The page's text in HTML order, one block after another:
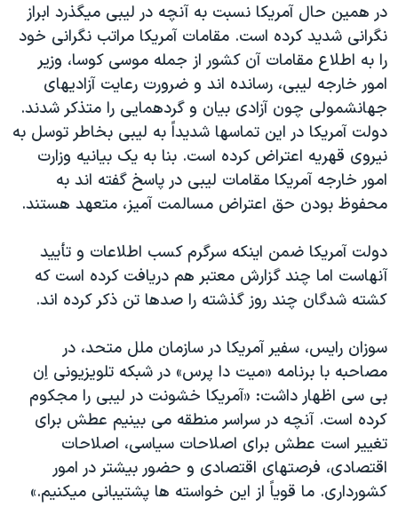
در همين حال آمريکا نسبت به آنچه در ليبی ميگذرد ابراز
نگرانی شديد کرده است. مقامات آمريکا مراتب نگرانی خود
را به اطلاع مقامات آن کشور از جمله موسی کوسا، وزير
امور خارجه ليبی، رسانده اند و ضرورت رعايت آزاديهای
جهانشمولی چون آزادی بيان و گردهمايی را متذکر شدند.
دولت آمريکا در اين تماسها شديداً به ليبی بخاطر توسل به
نيروی قهريه اعتراض کرده است. بنا به يک بيانيه وزارت
امور خارجه آمريکا مقامات ليبی در پاسخ گفته اند به
محفوظ بودن حق اعتراض مسالمت آميز، متعهد هستند.
دولت آمريکا ضمن اينکه سرگرم کسب اطلاعات و تأييد
آنهاست اما چند گزارش معتبر هم دريافت کرده است که
کشته شدگان چند روز گذشته را صدها تن ذکر کرده اند.
سوزان رايس، سفير آمريکا در سازمان ملل متحد، در
مصاحبه با برنامه «ميت دا پرس» در شبکه تلويزيونی اِن
بی سی اظهار داشت: «آمريکا خشونت در ليبی را مجکوم
کرده است. آنچه در سراسر منطقه می بينيم عطش برای
تغيير است عطش برای اصلاحات سياسی، اصلاحات
اقتصادی، فرصتهای اقتصادی و حضور بيشتر در امور
کشورداری. ما قوياً از اين خواسته ها پشتيبانی ميکنيم.»